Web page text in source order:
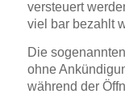
versteuert
viel bar bezahlt
Die
ohne
während der